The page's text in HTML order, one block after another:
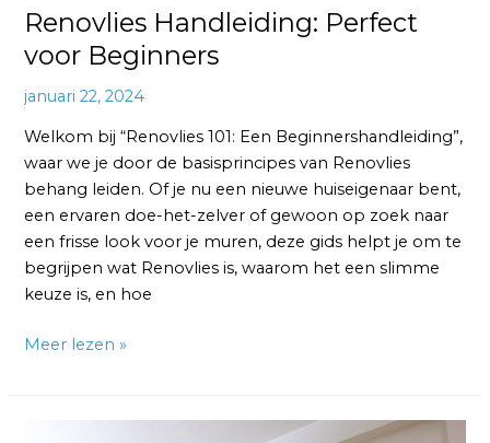
Renovlies Handleiding: Perfect
voor Beginners
januari 22, 2024
Welkom bij “Renovlies 101: Een Beginnershandleiding”,
waar we je door de basisprincipes van Renovlies
behang leiden. Of je nu een nieuwe huiseigenaar bent,
een ervaren doe-het-zelver of gewoon op zoek naar
een frisse look voor je muren, deze gids helpt je om te
begrijpen wat Renovlies is, waarom het een slimme
keuze is, en hoe
Meer lezen »